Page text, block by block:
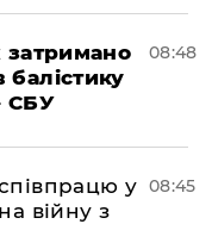
затримано
СБУ
08:48
у
війну з
08:45